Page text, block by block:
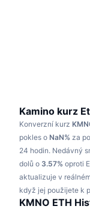
Sporty
Finance
Technologie
Technická analýza
RSI
MACD
Deriváty
Videa
Slovník
Kampaně
Kamino kurz
Konverzní kurz
pokles o NaN% za
24 hodin. Nedávný
dolů o 3.57% oproti
aktualizuje v
když jej použijete k
KMNO ETH